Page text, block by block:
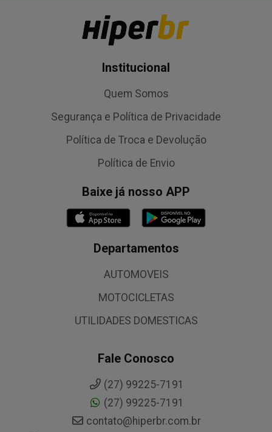
Institucional
Quem Somos
Segurança e Política de Privacidade
Política de Troca e Devolução
Política de Envio
Baixe já nosso APP
Departamentos
AUTOMOVEIS
MOTOCICLETAS
UTILIDADES DOMESTICAS
Fale Conosco
(27) 99225-7191
(27) 99225-7191
contato@hiperbr.com.br